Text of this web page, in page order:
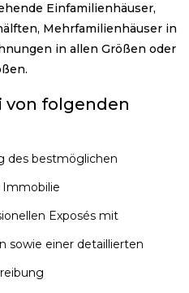
Einfamilienhäuser,
Mehrfamilienhäuser in
in allen Größen oder
von folgenden
des bestmöglichen
Immobilie
Exposés mit
sowie einer detaillierten